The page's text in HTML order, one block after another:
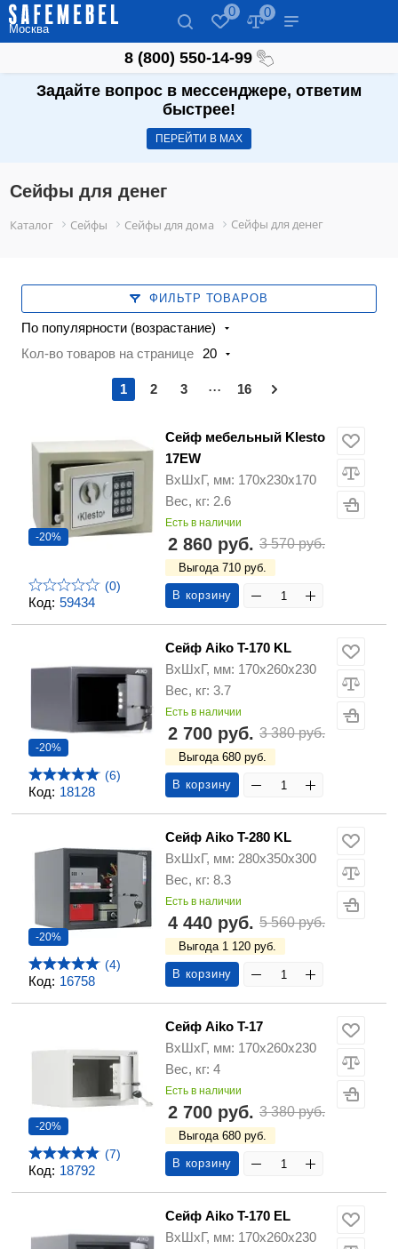
Москва
0 0
8 (800) 550-14-99
Задайте вопрос в мессенджере, ответим
быстрее!
ПЕРЕЙТИ В МАХ
Сейфы для денег
Каталог Сейфы Сейфы для дома Сейфы для денег
ФИЛЬТР ТОВАРОВ
По популярности (возрастание)
Кол-во товаров на странице
20
1 2 3 ... 16
Код: 59434
-20%
(0)
Сейф мебельный Klesto
17EW
ВхШхГ, мм: 170х230х170
Вес, кг: 2.6
Есть в наличии
2 860 руб. 3 570 руб.
Выгода 710 руб.
В корзину
Код: 18128
-20%
(6)
Сейф Aiko T-170 KL
ВхШхГ, мм: 170х260х230
Вес, кг: 3.7
Есть в наличии
2 700 руб. 3 380 руб.
Выгода 680 руб.
В корзину
Код: 16758
-20%
(4)
Сейф Aiko T-280 KL
ВхШхГ, мм: 280х350х300
Вес, кг: 8.3
Есть в наличии
4 440 руб. 5 560 руб.
Выгода 1 120 руб.
В корзину
Код: 18792
-20%
(7)
Сейф Aiko T-17
ВхШхГ, мм: 170x260x230
Вес, кг: 4
Есть в наличии
2 700 руб. 3 380 руб.
Выгода 680 руб.
В корзину
Сейф Aiko T-170 EL
ВхШхГ, мм: 170х260х230